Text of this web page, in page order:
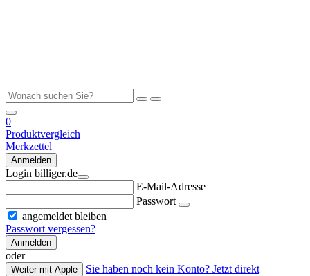
0
Produktvergleich
Merkzettel
Anmelden
Login billiger.de
E-Mail-Adresse
Passwort
angemeldet bleiben
Passwort vergessen?
Anmelden
oder
Weiter mit Apple
Sie haben noch kein Konto? Jetzt direkt